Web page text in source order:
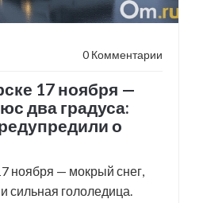
0 Комментарии
17 ноября —
два градуса:
о
ноября — мокрый снег,
сильная гололедица.